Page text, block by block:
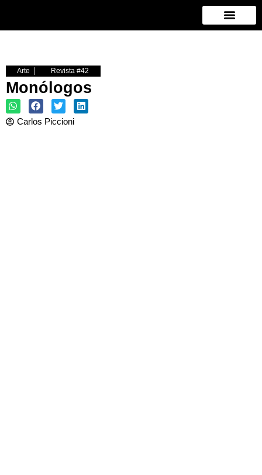
Arte Revista #42
Monólogos
Carlos Piccioni